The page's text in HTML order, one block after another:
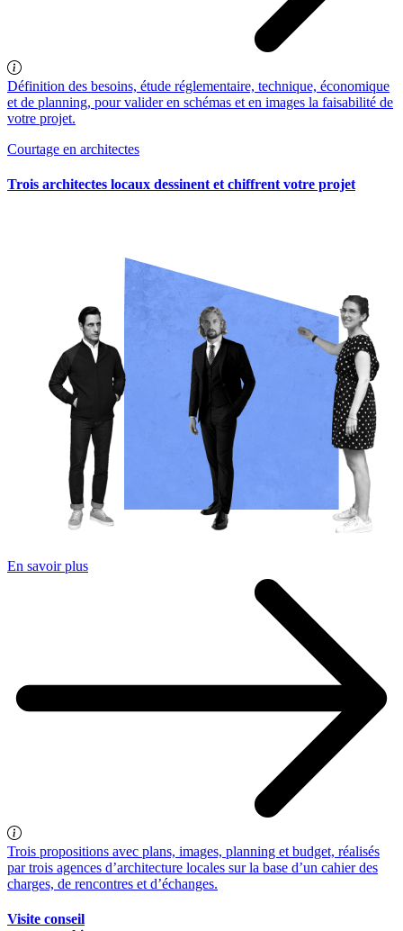
Définition des besoins, étude réglementaire, technique, économique
et de planning, pour valider en schémas et en images la faisabilité de
votre projet.
Courtage en architectes
Trois architectes locaux dessinent et chiffrent votre projet
En savoir plus
Trois propositions avec plans, images, planning et budget, réalisés
par trois agences d’architecture locales sur la base d’un cahier des
charges, de rencontres et d’échanges.
Visite conseil